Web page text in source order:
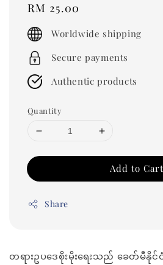
Regular
price
RM 25.00
Worldwide shipping
Secure payments
Authentic products
Quantity
Add to Cart
Share
တရားဥပဒေစိုးမိုးရေးသည် ခေတ်မီနို